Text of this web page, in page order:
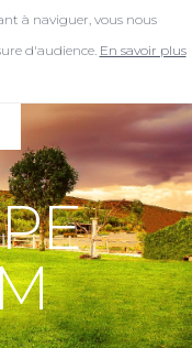
à naviguer, vous nous
d'audience. En savoir plus